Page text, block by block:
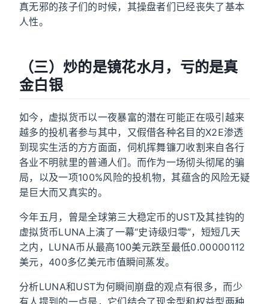
真无邪的孩子们的时候，其操盘者们已经丧失了基本
人性。
（三）炒的是镜花水月，亏的是真
金白银
如今，虚拟货币以一夜暴富的潜在可能正在吸引越来
越多的投机者参与其中，又假借各种名目的X2E渗透
到现实生活的方方面面，伺机挥舞镰刀收割来自各行
各业不明就里的普通人们。而作为一场彻头彻尾的骗
局，以及一项100%风险的投机物，其蕴含的风险无疑
是巨大而又真实的。
今年五月，曾是全球第三大稳定币的UST及其挂钩的
虚拟货币LUNA上演了一幕“史诗级归零”，短短几天
之内，LUNA币从最高100美元跌至最低0.00000112
美元，400多亿美元市值瞬间蒸发。
分析LUNA和UST为何瞬间崩盘的观点有很多，而少
有人提到的一点是，它们结合了现金型和权益型两种